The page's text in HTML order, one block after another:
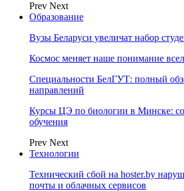
Prev Next
Образование
Вузы Беларуси увеличат набор
Космос меняет наше понимание
Специальности БелГУТ: полный
направлений
Курсы ЦЭ по биологии в Минске:
обучения
Prev Next
Технологии
Технический сбой на hoster.by
почты и облачных сервисов